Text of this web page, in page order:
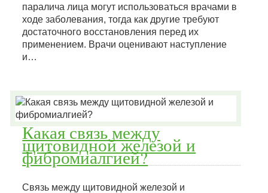
паралича лица могут использоваться врачами в
ходе заболевания, тогда как другие требуют
достаточного восстановления перед их
применением. Врачи оценивают наступление
и…
Какая связь между
щитовидной железой и
фибромиалгией?
Связь между щитовидной железой и